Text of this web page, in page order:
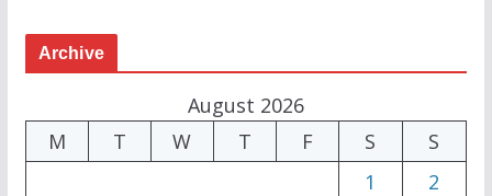
Archive
August 2026
M
T W T F S
S
1
2